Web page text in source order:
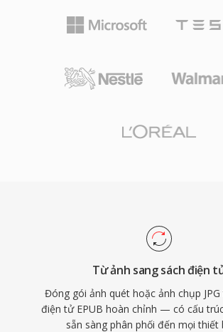
Từ ảnh sang sách điện
Đóng gói ảnh quét hoặc ảnh chụp
điện tử EPUB hoàn chỉnh — có cấu
sẵn sàng phân phối đến mọi thiết